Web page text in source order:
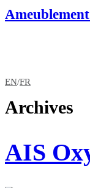
EN/FR
Archives
AIS